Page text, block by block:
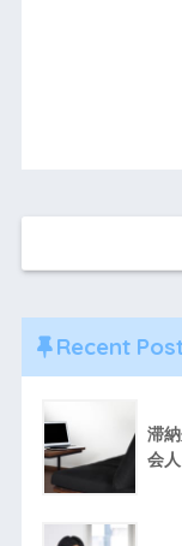
Recent
滞
会